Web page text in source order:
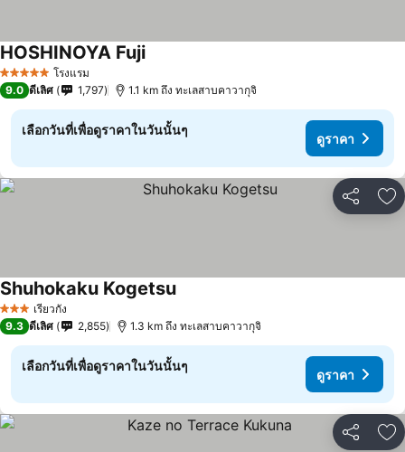
5 ดาว โรงแรม
HOSHINOYA Fujiดูราคา
9.0 ดีเลิศ 1,797 1.1 km ถึง ทะเลสาบคาวากุจิ
เลือกวันที่เพื่อดูราคาในวันนั้นๆ
ดูราคา
แชร์ เ
3 ดาว เรียวกัง
Shuhokaku Kogetsuดูราคา
9.3 ดีเลิศ 2,855 1.3 km ถึง ทะเลสาบคาวากุจิ
เลือกวันที่เพื่อดูราคาในวันนั้นๆ
ดูราคา
แชร์ เ